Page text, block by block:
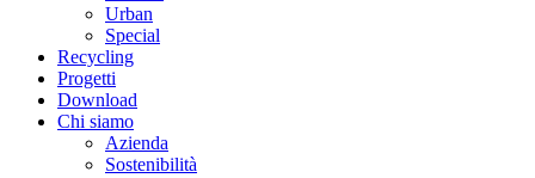
Urban
Special
Recycling
Progetti
Download
Chi siamo
Azienda
Sostenibilità